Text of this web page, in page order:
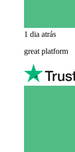
1 dia atrás
great platform